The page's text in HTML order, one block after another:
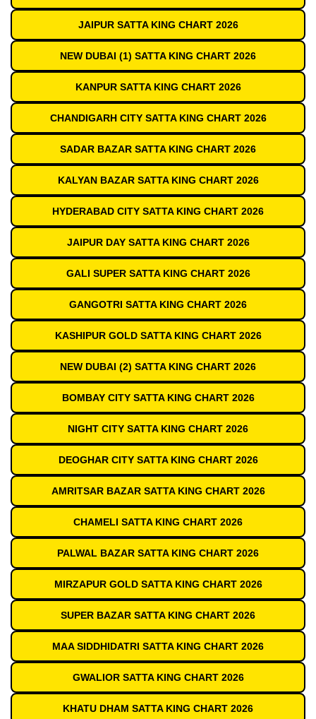
JAIPUR SATTA KING CHART 2026
NEW DUBAI (1) SATTA KING CHART 2026
KANPUR SATTA KING CHART 2026
CHANDIGARH CITY SATTA KING CHART 2026
SADAR BAZAR SATTA KING CHART 2026
KALYAN BAZAR SATTA KING CHART 2026
HYDERABAD CITY SATTA KING CHART 2026
JAIPUR DAY SATTA KING CHART 2026
GALI SUPER SATTA KING CHART 2026
GANGOTRI SATTA KING CHART 2026
KASHIPUR GOLD SATTA KING CHART 2026
NEW DUBAI (2) SATTA KING CHART 2026
BOMBAY CITY SATTA KING CHART 2026
NIGHT CITY SATTA KING CHART 2026
DEOGHAR CITY SATTA KING CHART 2026
AMRITSAR BAZAR SATTA KING CHART 2026
CHAMELI SATTA KING CHART 2026
PALWAL BAZAR SATTA KING CHART 2026
MIRZAPUR GOLD SATTA KING CHART 2026
SUPER BAZAR SATTA KING CHART 2026
MAA SIDDHIDATRI SATTA KING CHART 2026
GWALIOR SATTA KING CHART 2026
KHATU DHAM SATTA KING CHART 2026